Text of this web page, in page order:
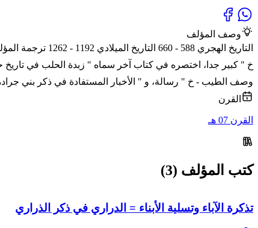
وصف المؤلف
التاريخ
خ " كبير جدا، اختصره في كتاب آخر سماه " زبدة الحلب في
وصف الطيب - خ " رسالة، و " الأخبار المستفادة في ذكر بني
القرن
القرن 07 هـ
كتب المؤلف (3)
تذكرة الآباء وتسلية الأبناء = الدراري في ذكر الذراري